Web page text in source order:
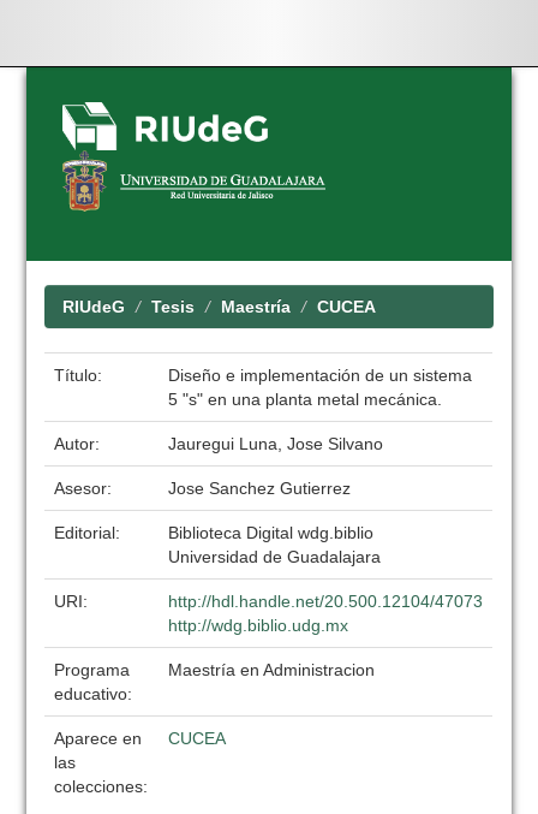
Skip
navigation
RIUdeG Tesis Maestría CUCEA
Título:
Diseño e implementación de un sistema
5 "s" en una planta metal mecánica.
Autor: Jauregui Luna, Jose Silvano
Asesor: Jose Sanchez Gutierrez
Editorial:
Biblioteca Digital wdg.biblio
Universidad de Guadalajara
URI:
http://hdl.handle.net/20.500.12104/47073
http://wdg.biblio.udg.mx
Programa
educativo:
Maestría en Administracion
Aparece en
las
colecciones:
CUCEA